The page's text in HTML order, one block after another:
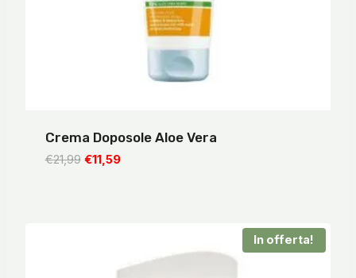
Crema Doposole Aloe Vera
€21,99 Il
€11,59Il
In offerta!